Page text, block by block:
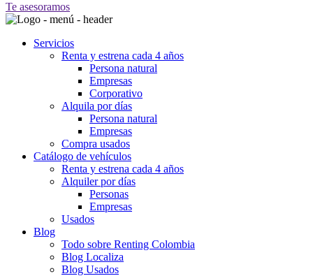
Te asesoramos
Servicios
Renta y estrena cada 4 años
Persona natural
Empresas
Corporativo
Alquila por días
Persona natural
Empresas
Compra usados
Catálogo de vehículos
Renta y estrena cada 4 años
Alquiler por días
Personas
Empresas
Usados
Blog
Todo sobre Renting Colombia
Blog Localiza
Blog Usados